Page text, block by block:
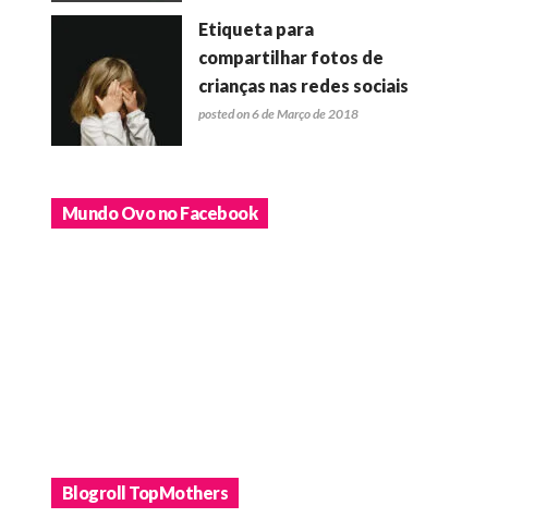
Etiqueta para
compartilhar fotos de
crianças nas redes sociais
posted on 6 de Março de 2018
Mundo Ovo no Facebook
Blogroll TopMothers